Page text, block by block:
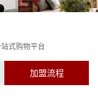
式购物平台
加盟流程